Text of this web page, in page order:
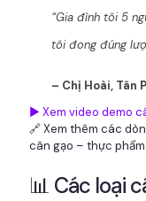
“Gia đình tôi 5
tôi đong đúng
– Chị Hoài, Tân
▶️ Xem video demo
🔗 Xem thêm các
cân gạo – thực
📊 Các loại